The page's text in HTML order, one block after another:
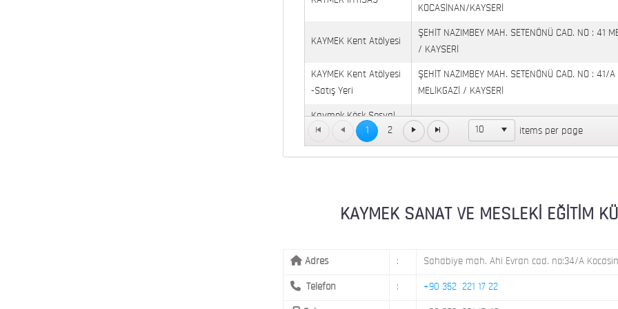
KOCASİNAN/KAYSERİ
KAYMEK Kent Atölyesi
ŞEHİT NAZIMBEY MAH. SETENÖNÜ CAD. NO : 41
/ KAYSERİ
KAYMEK Kent Atölyesi
-Satış Yeri
ŞEHİT NAZIMBEY MAH. SETENÖNÜ CAD. NO : 41/A
MELİKGAZİ / KAYSERİ
Kaymek Köşk Sosyal
Yaşam Merkezi
Köşk Mahallesi, Orgeneral Eşref Bitlis Bulvarı,
KAYMEK MOSTAR
KAYMEK TOKİ
MİMARSİNAN DEMOKRASİ MAH. FATİN RÜŞTÜ
1 2 10 items per page
KAYMEK SANAT VE MESLEKİ EĞİTİM
Adres : Sahabiye mah. Ahi Evran cad. no:34/A
Telefon : +90 352 221 17 22